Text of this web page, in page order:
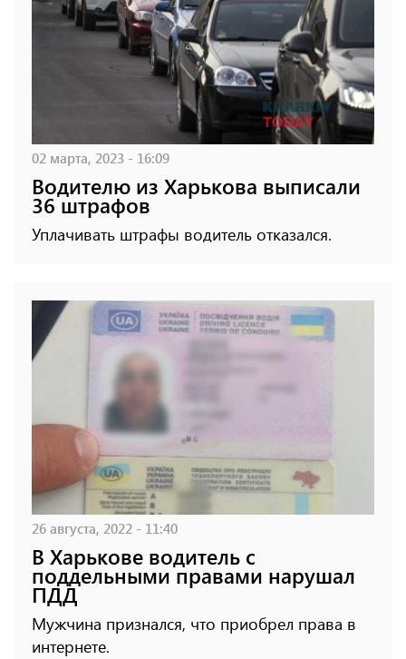
02 марта, 2023 - 16:09
Водителю из Харькова выписали
36 штрафов
Уплачивать штрафы водитель отказался.
26 августа, 2022 - 11:40
В Харькове водитель с
поддельными правами нарушал
ПДД
Мужчина признался, что приобрел права в
интернете.